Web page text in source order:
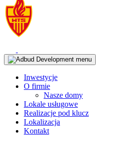
Inwestycje
O firmie
Nasze domy
Lokale usługowe
Realizacje pod klucz
Lokalizacja
Kontakt